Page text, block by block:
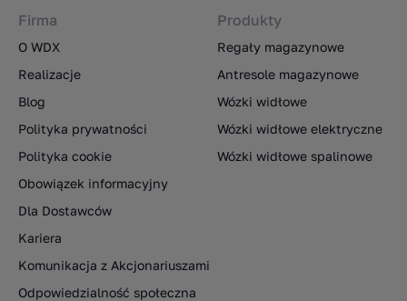
Firma
O WDX
Realizacje
Blog
Polityka prywatności
Polityka cookie
Obowiązek informacyjny
Dla Dostawców
Kariera
Komunikacja z Akcjonariuszami
Odpowiedzialność społeczna
Produkty
Regały magazynowe
Antresole magazynowe
Wózki widłowe
Wózki widłowe elektryczne
Wózki widłowe spalinowe